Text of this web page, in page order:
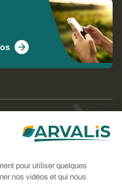
pour utiliser quelques
nos vidéos et qui nous